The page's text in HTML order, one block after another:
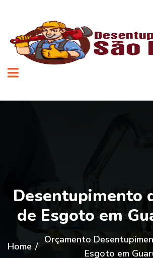
Desentupimento
de Esgoto em
Home /
Orçamento
Esgoto em